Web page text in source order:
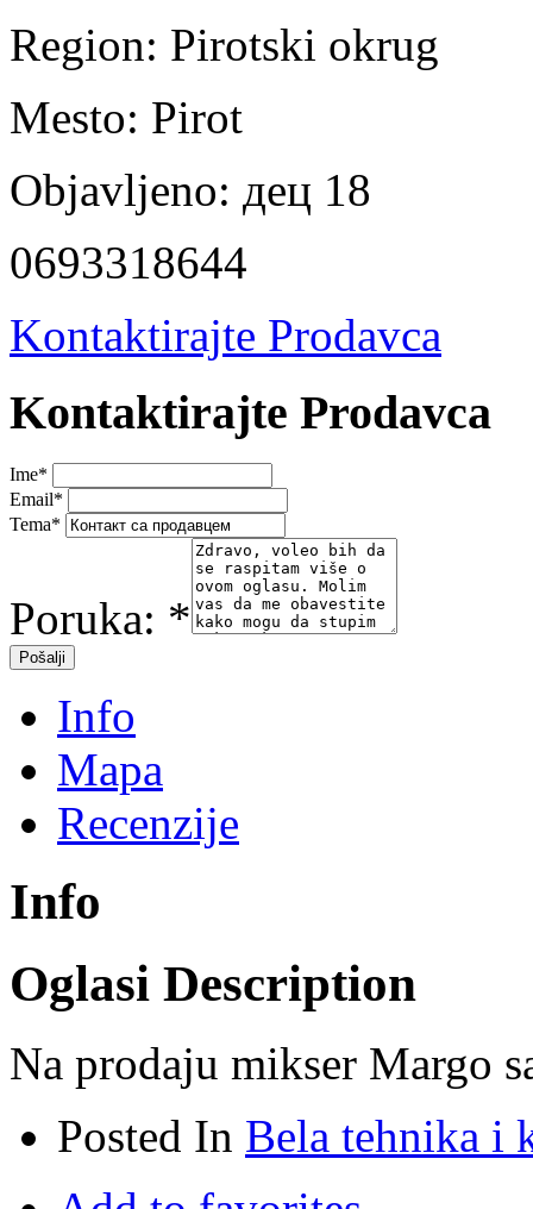
Region: Pirotski okrug
Mesto: Pirot
Objavljeno: дец 18
0693318644
Kontaktirajte Prodavca
Kontaktirajte Prodavca
Ime*
Email*
Tema*
Poruka: *
Info
Mapa
Recenzije
Info
Oglasi Description
Na prodaju mikser Margo
Posted In Bela tehnika i